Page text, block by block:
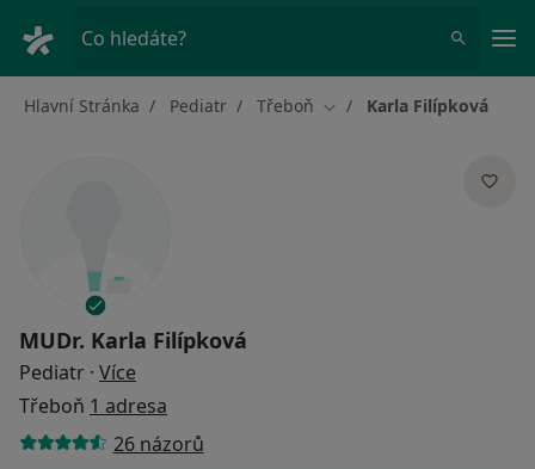
Co hledáte?
Hlavní Stránka Pediatr Třeboň Změna města
Karla Filípková
MUDr. Karla Filípková
Pediatr · Více
Třeboň 1 adresa
26 názorů